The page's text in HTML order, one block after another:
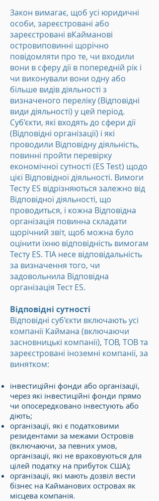
Закон вимагає, щоб усі юридичні
особи, зареєстровані або
зареєстровані вКайманові
островиповинні щорічно
повідомляти про те, чи входили
вони в сферу дії в попередній рік і
чи виконували вони одну або
більше видів діяльності з
визначеного переліку (Відповідні
види діяльності) у цей період.
Суб’єкти, які входять до сфери дії
(Відповідні організації) і які
проводили Відповідну діяльність,
повинні пройти перевірку
економічної сутності (ES Test) щодо
цієї Відповідної діяльності. Вимоги
Тесту ES відрізняються залежно від
Відповідної діяльності, що
проводиться, і кожна Відповідна
організація повинна складати
щорічний звіт, щоб можна було
оцінити їхню відповідність вимогам
Тесту ES. TIA несе відповідальність
за визначення того, чи
задовольнила Відповідна
організація Тест ES.
Відповідні сутності
Відповідні суб’єкти включають усі
компанії Каймана (включаючи
засновницькі компанії), ТОВ, ТОВ та
зареєстровані іноземні компанії, за
винятком:
інвестиційні фонди або організації,
через які інвестиційні фонди прямо
чи опосередковано інвестують або
діють;
організації, які є податковими
резидентами за межами Островів
(включаючи, за певних умов,
організації, які не враховуються для
цілей податку на прибуток США);
організації, які мають дозвіл вести
бізнес на Кайманових островах як
місцева компанія.